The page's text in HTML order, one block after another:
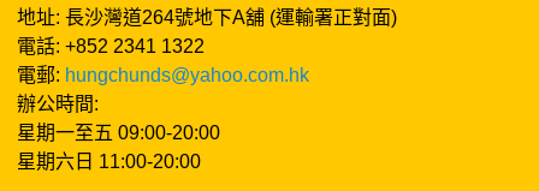
地址: 長沙灣道264號地下A舖 (運輸署正對面)
電話: +852 2341 1322
電郵: hungchunds@yahoo.com.hk
辦公時間:
星期一至五 09:00-20:00
星期六日 11:00-20:00